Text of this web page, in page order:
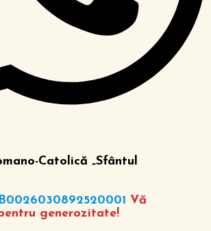
Catolică „Sfântul
Vă
generozitate!